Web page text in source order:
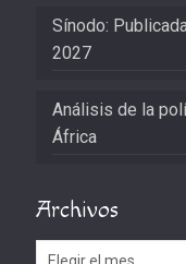
Sínodo:
2027
Análisis de la
África
Archivos
Archivos